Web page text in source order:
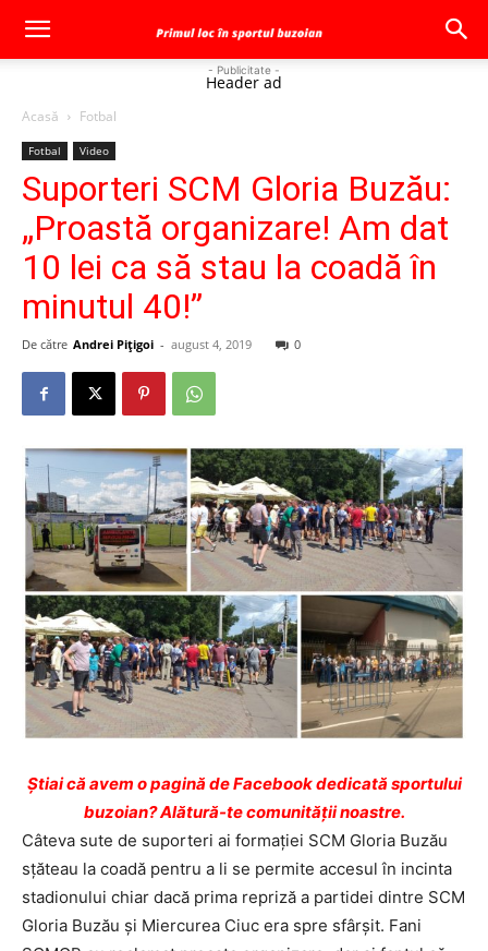
- Publicitate -
Header ad
Acasă Fotbal
Fotbal Video
Suporteri SCM Gloria Buzău:
„Proastă organizare! Am dat
10 lei ca să stau la coadă în
minutul 40!”
De către Andrei Pițigoi - august 4, 2019 0
Ştiai că avem o pagină de Facebook dedicată sportului
buzoian? Alătură-te comunității noastre.
Câteva sute de suporteri ai formației SCM Gloria Buzău
sțăteau la coadă pentru a li se permite accesul în incinta
stadionului chiar dacă prima repriză a partidei dintre SCM
Gloria Buzău și Miercurea Ciuc era spre sfârșit. Fani